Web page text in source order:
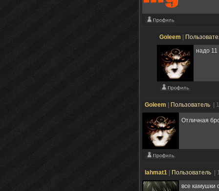
Goleem
надо 11
Goleem Пользователь |
Отличная
lahmat1 Пользователь
|
все камушки